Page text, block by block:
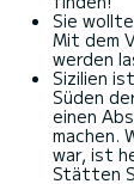
Sie
Mit dem
werden
Sizilien
Süden
einen
machen.
war, ist
Stätten